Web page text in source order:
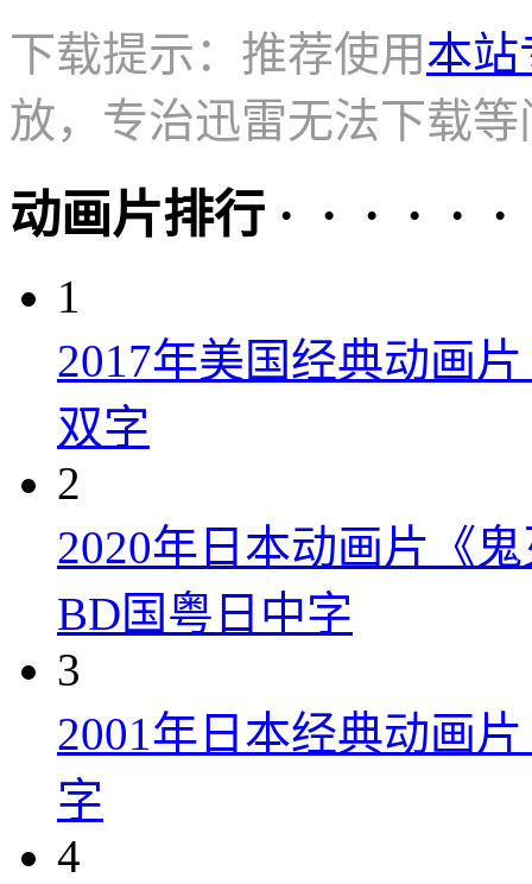
下载提示：推荐使用本站
放，专治迅雷无法下载等
动画片排行 · · · · · ·
1
2017年美国经典动画
双字
2
2020年日本动画片《
BD国粤日中字
3
2001年日本经典动画
字
4